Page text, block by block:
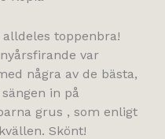
toppenbra!
var
några av de bästa,
in på
grus , som enligt
Skönt!